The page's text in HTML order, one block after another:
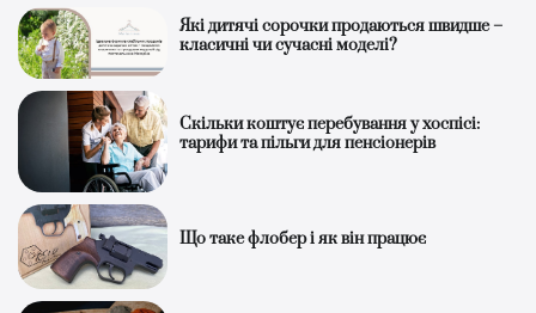
Які дитячі сорочки продаються швидше –
класичні чи сучасні моделі?
Скільки коштує перебування у хоспісі:
тарифи та пільги для пенсіонерів
Що таке флобер і як він працює